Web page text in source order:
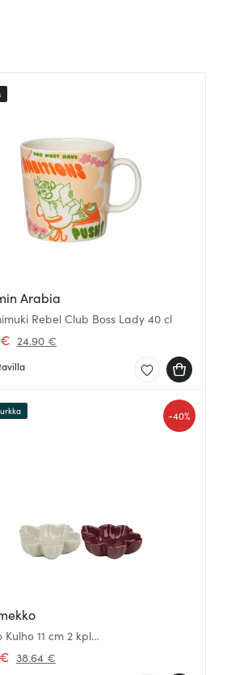
Arabia
Rebel Club Boss Lady 40 cl
€ 24.90 €
Kulho 11 cm 2 kpl
Viininpunainen
38.64 €
-40%